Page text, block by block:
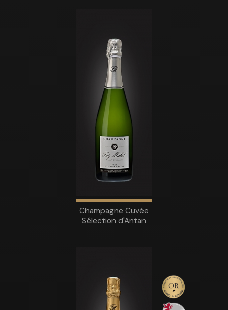
Champagne Cuvée
Sélection d'Antan